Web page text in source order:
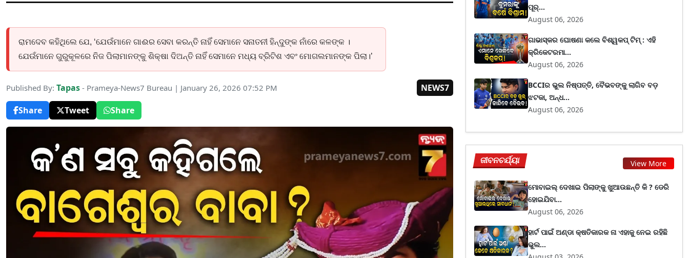
ରାମଦେବ କହିଥିଲେ ଯେ, ‘ଯେଉଁମାନେ ଗାଈର ସେବା କରନ୍ତି ନାହିଁ ସେମାନେ ସନାତନୀ ହିନ୍ଦୁଙ୍କ ନାଁରେ କଳଙ୍କ ।
ଯେଉଁମାନେ ଗୁରୁକୂଳରେ ନିଜ ପିଲାମାନଙ୍କୁ ଶିକ୍ଷା ଦିଅନ୍ତି ନାହିଁ ସେମାନେ ମଧ୍ୟ ବ୍ରିଟିଶ ଏବଂ ମୋଗଲମାନଙ୍କ ପିଲା।’
Published By: Tapas - Prameya-News7 Bureau | January 26, 2026 07:52 PM
NEWS7
Share
Tweet Share
ପୂର୍...
August 06, 2026
ଗାଭାସ୍କର ଘୋଷଣା କଲେ ବିଶ୍ୱକପ୍ ଟିମ୍ : ଏହି
କ୍ରିକେଟରମା...
August 06, 2026
BCCIର ଭୁଲ ନିଷ୍ପତ୍ତି, ବୈଭବଙ୍କୁ ଲାଗିବ ବଡ଼
ଝଟକା, ଅନ୍ଧ...
August 06, 2026
ଜୀବନଚର୍ଯ୍ୟା View More
ମୋବାଇଲ୍ ଦେଖାଇ ପିଲାଙ୍କୁ ଖୁଆଉଛନ୍ତି କି ? ଡେରି
ହୋଇଯିବା...
August 06, 2026
ହାର୍ଟ ପାଇଁ ଅଣ୍ଡା କ୍ଷତିକାରକ ନା ଏହାକୁ ନେଇ ରହିଛି
ଭୁଲ...